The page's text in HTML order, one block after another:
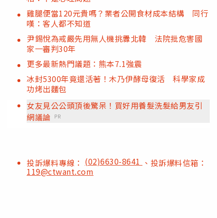
雞腿便當120元貴嗎？業者公開食材成本結構 同行
嘆：客人都不知道
尹錫悅為戒嚴先用無人機挑釁北韓 法院批危害國
家一審判30年
更多最新熱門議題：熊本7.1強震
冰封5300年竟還活著！木乃伊酵母復活 科學家成
功烤出麵包
女友見公公頭頂後驚呆！買好用養髮洗髮給男友引
網議論 PR
投訴爆料專線： (02)6630-8641 、投訴爆料信箱：
119@ctwant.com